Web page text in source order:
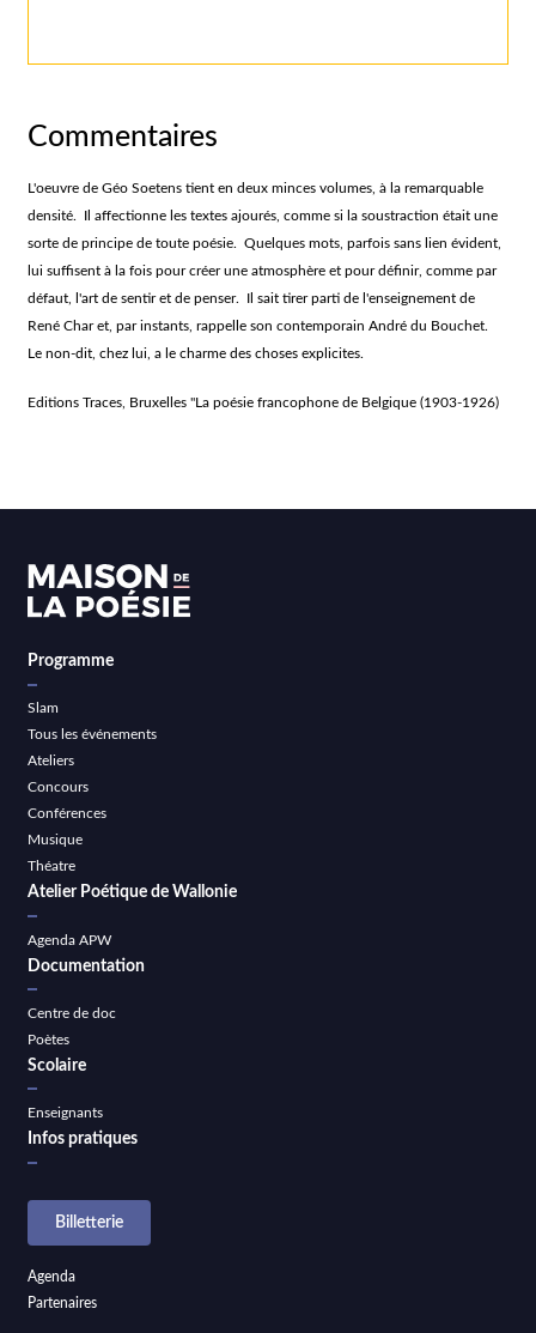
Commentaires
L'oeuvre de Géo Soetens tient en deux minces volumes, à la remarquable
densité. Il affectionne les textes ajourés, comme si la soustraction était une
sorte de principe de toute poésie. Quelques mots, parfois sans lien évident,
lui suffisent à la fois pour créer une atmosphère et pour définir, comme par
défaut, l'art de sentir et de penser. Il sait tirer parti de l'enseignement de
René Char et, par instants, rappelle son contemporain André du Bouchet.
Le non-dit, chez lui, a le charme des choses explicites.
Editions Traces, Bruxelles "La poésie francophone de Belgique (1903-1926)
Programme
Slam
Tous les événements
Ateliers
Concours
Conférences
Musique
Théatre
Atelier Poétique de Wallonie
Agenda APW
Documentation
Centre de doc
Poètes
Scolaire
Enseignants
Infos pratiques
Billetterie
Agenda
Partenaires